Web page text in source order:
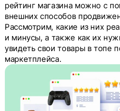
рейтинг магазина можно с
внешних способов
Рассмотрим, какие из них
и минусы, а также как их
увидеть свои товары в топе
маркетплейса.